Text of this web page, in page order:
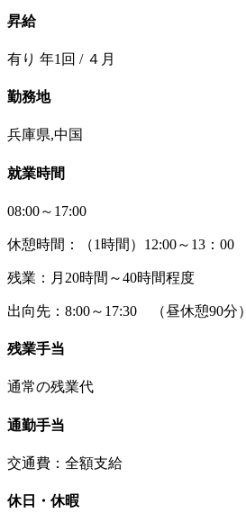
昇給
有り 年1回 / ４月
勤務地
兵庫県,中国
就業時間
08:00～17:00
休憩時間：（1時間）12:00～13：00
残業：月20時間～40時間程度
出向先：8:00～17:30 （昼休憩90分）
残業手当
通常の残業代
通勤手当
交通費：全額支給
休日・休暇